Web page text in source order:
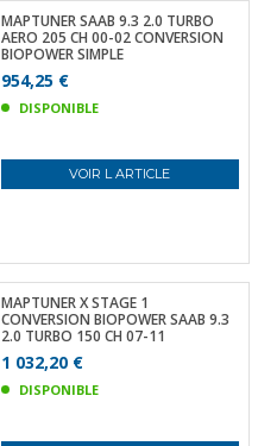
MAPTUNER SAAB 9.3 2.0 TURBO
AERO 205 CH 00-02 CONVERSION
BIOPOWER SIMPLE
954,25 €
DISPONIBLE
VOIR L ARTICLE
MAPTUNER X STAGE 1
CONVERSION BIOPOWER SAAB 9.3
2.0 TURBO 150 CH 07-11
1 032,20 €
DISPONIBLE